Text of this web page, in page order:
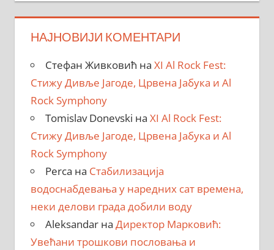
НАЈНОВИЈИ КОМЕНТАРИ
Стефан Живковић на XI Al Rock Fest:
Стижу Дивље Јагоде, Црвена Јабука и Al
Rock Symphony
Tomislav Donevski на XI Al Rock Fest:
Стижу Дивље Јагоде, Црвена Јабука и Al
Rock Symphony
Perca на Стабилизација
водоснабдевања у наредних сат времена,
неки делови града добили воду
Aleksandarна Директор Марковић:
Увећани трошкови пословања и